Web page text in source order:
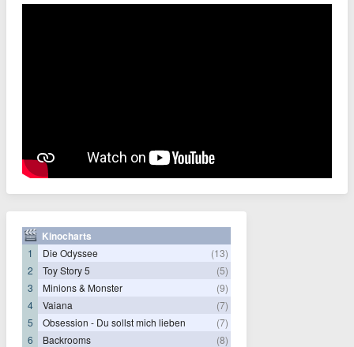
Kinocharts
1 Die Odyssee
(13)
2
Toy Story 5
(5)
3
Minions & Monster
(9)
4
Vaiana
(7)
5
Obsession - Du sollst mich lieben
(7)
6
Backrooms
(8)